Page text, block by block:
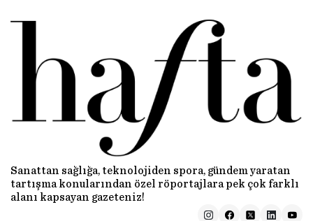
Sanattan sağlığa, teknolojiden spora, gündem yaratan
tartışma konularından özel röportajlara pek çok farklı
alanı kapsayan gazeteniz!